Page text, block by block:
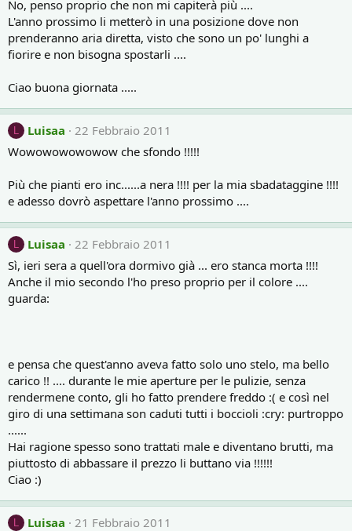
No, penso proprio che non mi capiterà più ....
L'anno prossimo li metterò in una posizione dove non
prenderanno aria diretta, visto che sono un po' lunghi a
fiorire e non bisogna spostarli ....
Ciao buona giornata .....
L Luisaa
22 Febbraio 2011
Wowowowowowow che sfondo !!!!!
Più che pianti ero inc......a nera !!!! per la mia sbadataggine !!!!
e adesso dovrò aspettare l'anno prossimo ....
L Luisaa
22 Febbraio 2011
Sì, ieri sera a quell'ora dormivo già ... ero stanca morta !!!!
Anche il mio secondo l'ho preso proprio per il colore ....
guarda:
e pensa che quest'anno aveva fatto solo uno stelo, ma bello
carico !! .... durante le mie aperture per le pulizie, senza
rendermene conto, gli ho fatto prendere freddo :( e così nel
giro di una settimana son caduti tutti i boccioli :cry: purtroppo
......
Hai ragione spesso sono trattati male e diventano brutti, ma
piuttosto di abbassare il prezzo li buttano via !!!!!!
Ciao :)
L Luisaa
21 Febbraio 2011